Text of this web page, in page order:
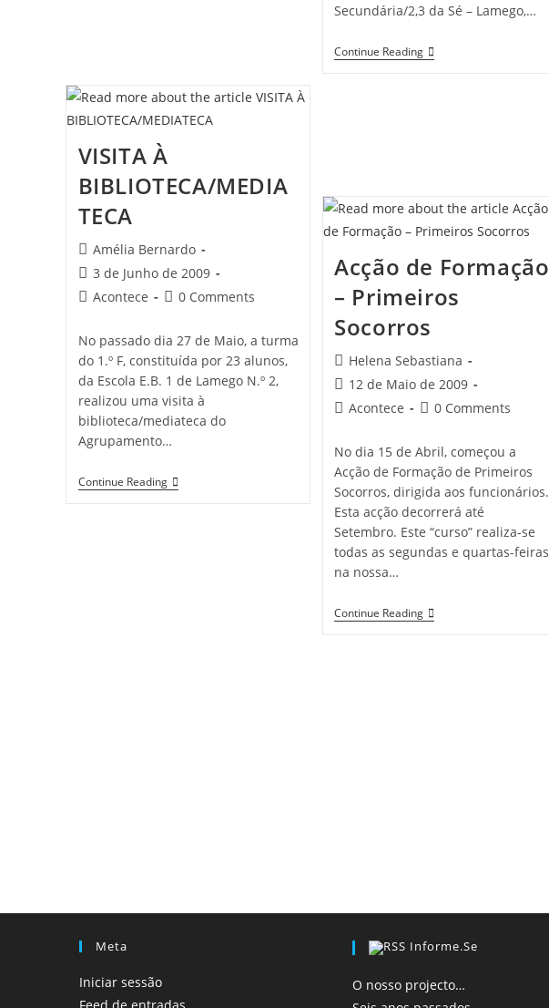
Secundária/2,3 da Sé – Lamego,…
Continue Reading“Workshops”
Nas
VISITA À
BIBLIOTECA/MEDIA
TECA
Post
author:
Amélia Bernardo
Post
published:
3 de Junho de 2009
PostAcontece
Post0 Comments
No passado dia 27 de Maio, a turma
do 1.º F, constituída por 23 alunos,
da Escola E.B. 1 de Lamego N.º 2,
realizou uma visita à
biblioteca/mediateca do
Agrupamento…
Continue ReadingVISITA
À
Acção de Formação
– Primeiros
Socorros
Post
author:
Helena Sebastiana
Post
published:
12 de Maio de 2009
PostAcontece
Post0 Comments
No dia 15 de Abril, começou a
Acção de Formação de Primeiros
Socorros, dirigida aos funcionários.
Esta acção decorrerá até
Setembro. Este “curso” realiza-se
todas as segundas e quartas-feiras
na nossa…
Continue ReadingAcção
De
Meta
Iniciar sessão
Informe.se
O nosso projecto…